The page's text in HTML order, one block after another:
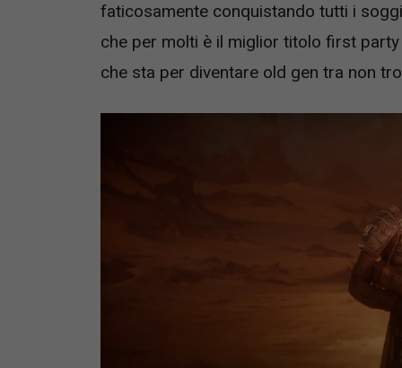
faticosamente conquistando tutti i
che per molti è il miglior titolo first
che sta per diventare old gen tra non